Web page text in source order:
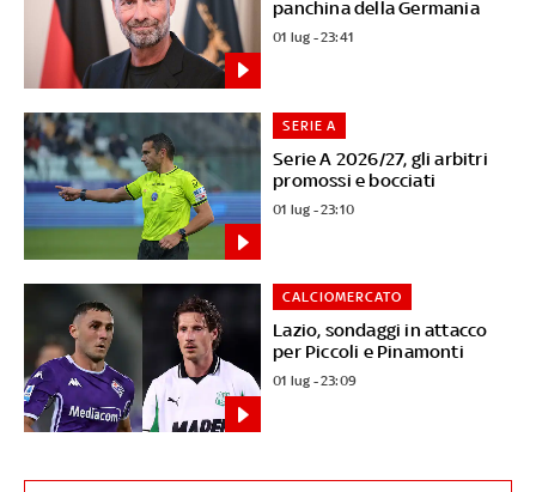
panchina della Germania
01 lug - 23:41
Serie A 2026/27, gli arbitri
promossi e bocciati
SERIE A
01 lug - 23:10
Lazio, sondaggi in attacco
per Piccoli e Pinamonti
CALCIOMERCATO
01 lug - 23:09